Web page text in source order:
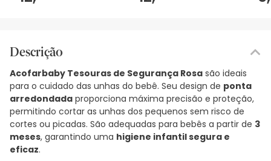
Descrição
Acofarbaby Tesouras de Segurança Rosa são ideais
para o cuidado das unhas do bebê. Seu design de ponta
arredondada proporciona máxima precisão e proteção,
permitindo cortar as unhas dos pequenos sem risco de
cortes ou picadas. São adequadas para bebês a partir de 3
meses, garantindo uma higiene infantil segura e
eficaz.